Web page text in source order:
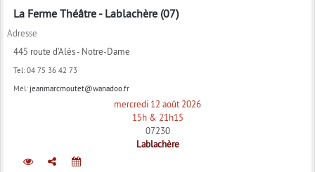
La Ferme Théâtre - Lablachère (07)
Adresse
445 route d'Alès - Notre-Dame
Tel: 04 75 36 42 73
Mél: jeanmarcmoutet@wanadoo.fr
mercredi 12 août 2026
15h & 21h15
07230
Lablachère